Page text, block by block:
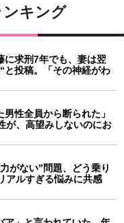
キング
に求刑7年でも、妻は翌
と投稿。「その神経がわ
男性全員から断られた」
が、高望みしないのにお
がない”問題、どう乗り
アルすぎる悩みに共感